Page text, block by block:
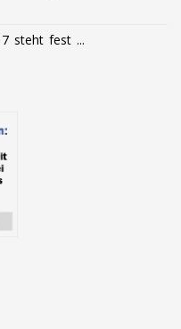
steht fest ...